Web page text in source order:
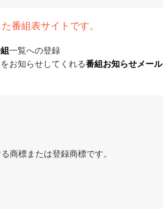
番組表サイトです。
一覧への登録
お知らせしてくれる番組お知らせメール
商標または登録商標です。